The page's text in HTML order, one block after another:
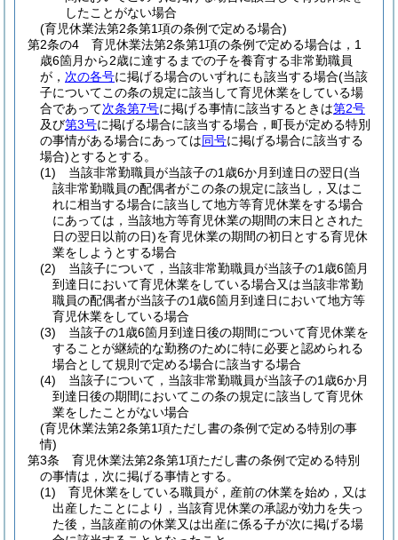
したことがない場合
(育児休業法第2条第1項の条例で定める場合)
第2条の4
育児休業法第2条第1項の条例で定める場合は，1
歳6箇月から2歳に達するまでの子を養育する非常勤職員
が， 次の各号に掲げる場合のいずれにも該当する場合(当該
子についてこの条の規定に該当して育児休業をしている場
合であって次条第7号に掲げる事情に該当するときは第2号
及び第3号に掲げる場合に該当する場合，町長が定める特別
の事情がある場合にあっては同号に掲げる場合に該当する
場合)とするとする。
(1)
当該非常勤職員が当該子の1歳6か月到達日の翌日(当
該非常勤職員の配偶者がこの条の規定に該当し，又はこ
れに相当する場合に該当して地方等育児休業をする場合
にあっては，当該地方等育児休業の期間の末日とされた
日の翌日以前の日)を育児休業の期間の初日とする育児休
業をしようとする場合
(2)
当該子について，当該非常勤職員が当該子の1歳6箇月
到達日において育児休業をしている場合又は当該非常勤
職員の配偶者が当該子の1歳6箇月到達日において地方等
育児休業をしている場合
(3)
当該子の1歳6箇月到達日後の期間について育児休業を
することが継続的な勤務のために特に必要と認められる
場合として規則で定める場合に該当する場合
(4)
当該子について，当該非常勤職員が当該子の1歳6か月
到達日後の期間においてこの条の規定に該当して育児休
業をしたことがない場合
(育児休業法第2条第1項ただし書の条例で定める特別の事
情)
第3条
育児休業法第2条第1項ただし書の条例で定める特別
の事情は，次に掲げる事情とする。
(1)
育児休業をしている職員が，産前の休業を始め，又は
出産したことにより，当該育児休業の承認が効力を失っ
た後，当該産前の休業又は出産に係る子が次に掲げる場